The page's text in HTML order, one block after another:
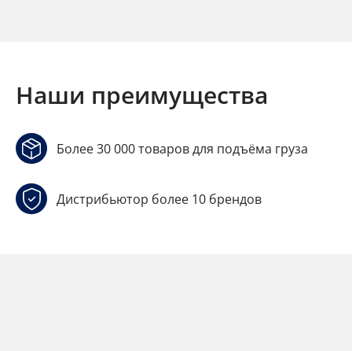
Наши преимущества
Более 30 000 товаров для подъёма груза
Дистрибьютор более 10 брендов